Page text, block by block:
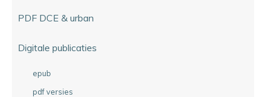
PDF DCE & urban
Digitale publicaties
epub
pdf versies